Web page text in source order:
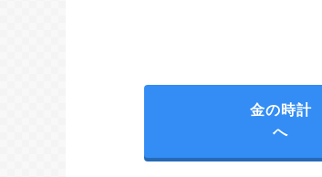
金の時計
へ